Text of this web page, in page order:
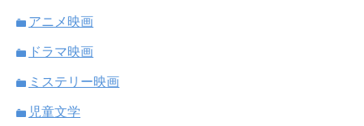
アニメ映画
ドラマ映画
ミステリー映画
児童文学